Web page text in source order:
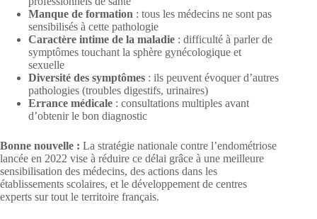
Manque de formation : tous les médecins ne sont pas
sensibilisés à cette pathologie
Caractère intime de la maladie : difficulté à parler de
symptômes touchant la sphère gynécologique et
sexuelle
Diversité des symptômes : ils peuvent évoquer d’autres
pathologies (troubles digestifs, urinaires)
Errance médicale : consultations multiples avant
d’obtenir le bon diagnostic
Bonne nouvelle : La stratégie nationale contre l’endométriose
lancée en 2022 vise à réduire ce délai grâce à une meilleure
sensibilisation des médecins, des actions dans les
établissements scolaires, et le développement de centres
experts sur tout le territoire français.